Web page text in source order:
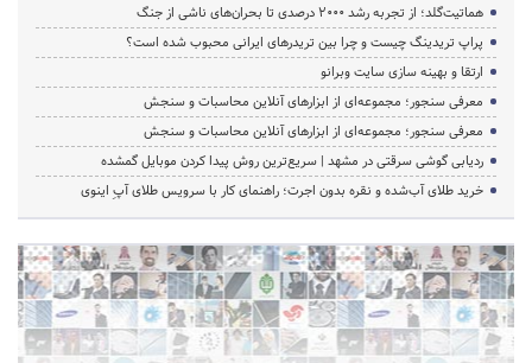
هماتیت‌گلد؛ از تجربه رشد ۲۰۰۰ درصدی تا بحران‌های ناشی از جنگ
پراپ تریدینگ چیست و چرا بین تریدرهای ایرانی محبوب شده است؟
ارتقا و بهینه سازی سایت وبرانو
معرفی سنجور؛ مجموعه‌ای از ابزارهای آنلاین محاسبات و سنجش
معرفی سنجور؛ مجموعه‌ای از ابزارهای آنلاین محاسبات و سنجش
ردیابی گوشی سرقتی در مشهد | سریع‌ترین روش پیدا کردن موبایل گمشده
خرید طلای آب‌شده و نقره بدون اجرت؛ راهنمای کار با سرویس طلای آپِ اینوی